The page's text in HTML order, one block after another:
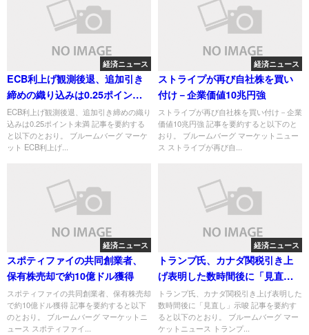
経済ニュース
ECB利上げ観測後退、追加引き
締めの織り込みは0.25ポイント
未満
ECB利上げ観測後退、追加引き締めの織り
込みは0.25ポイント未満 記事を要約する
と以下のとおり。 ブルームバーグ マーケ
ット ECB利上げ...
経済ニュース
ストライプが再び自社株を買い
付け－企業価値10兆円強
ストライプが再び自社株を買い付け－企業
価値10兆円強 記事を要約すると以下のと
おり。 ブルームバーグ マーケットニュー
ス ストライプが再び自...
経済ニュース
スポティファイの共同創業者、
保有株売却で約10億ドル獲得
スポティファイの共同創業者、保有株売却
で約10億ドル獲得 記事を要約すると以下
のとおり。 ブルームバーグ マーケットニ
ュース スポティファイ...
経済ニュース
トランプ氏、カナダ関税引き上
げ表明した数時間後に「見直
し」示唆
トランプ氏、カナダ関税引き上げ表明した
数時間後に「見直し」示唆 記事を要約す
ると以下のとおり。 ブルームバーグ マー
ケットニュース トランプ...